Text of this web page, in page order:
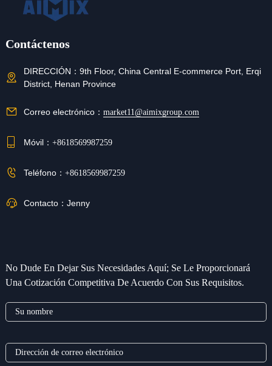
Contáctenos
DIRECCIÓN： 9th Floor, China Central E-commerce Port, Erqi
District, Henan Province
Correo electrónico： market11@aimixgroup.com
Móvil： +8618569987259
Teléfono： +8618569987259
Contacto： Jenny
No Dude En Dejar Sus Necesidades Aquí; Se Le Proporcionará
Una Cotización Competitiva De Acuerdo Con Sus Requisitos.